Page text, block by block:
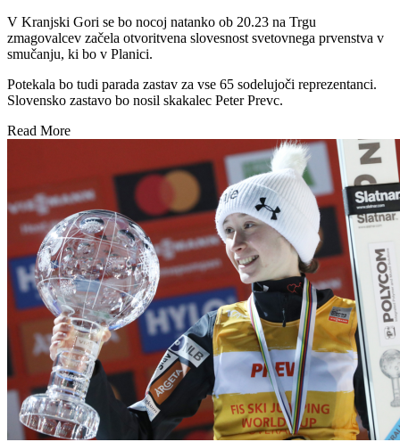
V Kranjski Gori se bo nocoj natanko ob 20.23 na Trgu
zmagovalcev začela otvoritvena slovesnost svetovnega prvenstva v
smučanju, ki bo v Planici.
Potekala bo tudi parada zastav za vse 65 sodelujoči reprezentanci.
Slovensko zastavo bo nosil skakalec Peter Prevc.
Read More